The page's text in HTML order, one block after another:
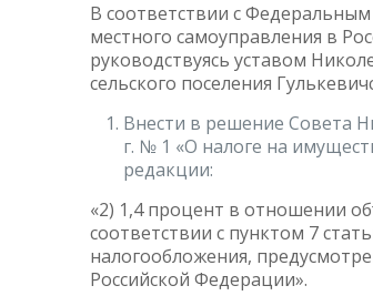
В соответствии с
местного самоуправления в
руководствуясь уставом
сельского поселения
Внести в решение Совета
г. № 1 «О налоге на
редакции:
«2) 1,4 процент в отношении
соответствии с пунктом 7
налогообложения,
Российской Федерации».